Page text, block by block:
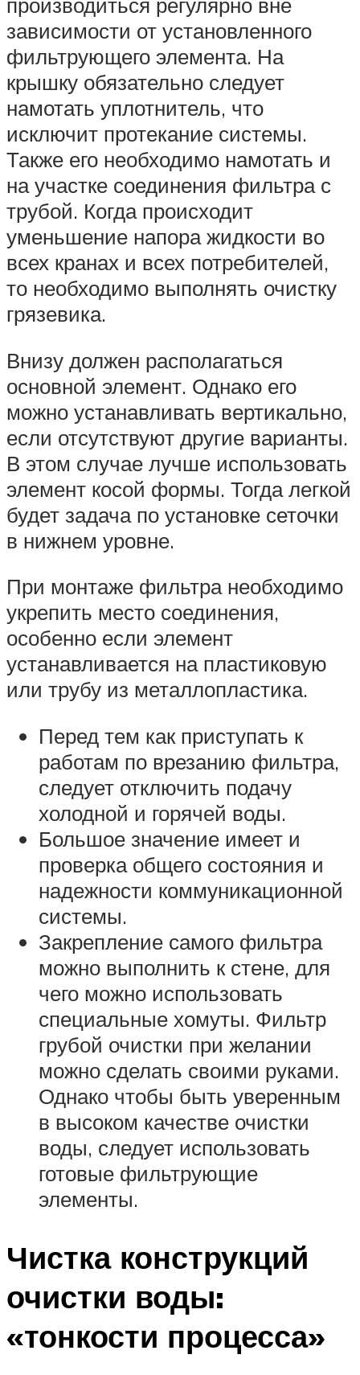
зависимости от установленного
фильтрующего элемента. На
крышку обязательно следует
намотать уплотнитель, что
исключит протекание системы.
Также его необходимо намотать и
на участке соединения фильтра с
трубой. Когда происходит
уменьшение напора жидкости во
всех кранах и всех потребителей,
то необходимо выполнять очистку
грязевика.
Внизу должен располагаться
основной элемент. Однако его
можно устанавливать вертикально,
если отсутствуют другие варианты.
В этом случае лучше использовать
элемент косой формы. Тогда легкой
будет задача по установке сеточки
в нижнем уровне.
При монтаже фильтра необходимо
укрепить место соединения,
особенно если элемент
устанавливается на пластиковую
или трубу из металлопластика.
Перед тем как приступать к
работам по врезанию фильтра,
следует отключить подачу
холодной и горячей воды.
Большое значение имеет и
проверка общего состояния и
надежности коммуникационной
системы.
Закрепление самого фильтра
можно выполнить к стене, для
чего можно использовать
специальные хомуты. Фильтр
грубой очистки при желании
можно сделать своими руками.
Однако чтобы быть уверенным
в высоком качестве очистки
воды, следует использовать
готовые фильтрующие
элементы.
Чистка конструкций
очистки воды:
«тонкости процесса»